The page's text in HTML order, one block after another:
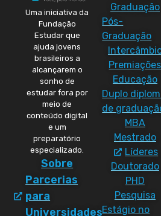
Uma iniciativa da
Fundação
Estudar que
ajuda jovens
brasileiros a
alcançarem o
sonho de
estudar fora por
meio de
conteúdo digital
e um
preparatório
especializado.
Sobre
Parcerias
para
Universidades
Graduação
Pós-
Graduação
Premiações
Educação
Duplo
de
MBA
Mestrado
Líderes
Doutorado
PHD
Pesquisa
Estágio no